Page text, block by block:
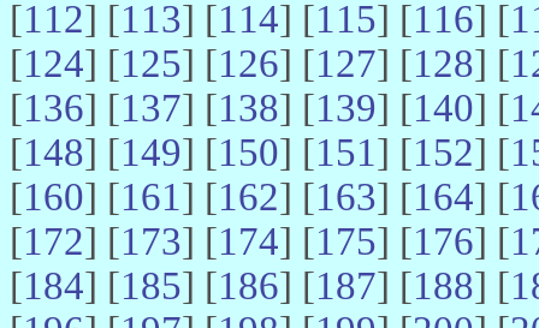
[112] [113] [114] [115] [116] [
[124] [125] [126] [127] [128] [
[136] [137] [138] [139] [140] [
[148] [149] [150] [151] [152] [
[160] [161] [162] [163] [164] [
[172] [173] [174] [175] [176] [
[184] [185] [186] [187] [188] [